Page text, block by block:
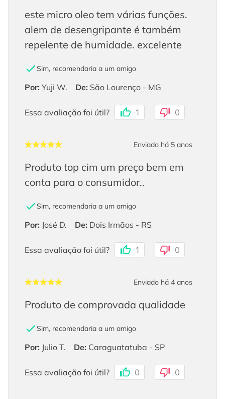
este micro oleo tem várias funções.
alem de desengripante é também
repelente de humidade. excelente
Sim, recomendaria a um amigo
Por: Yuji W. De: São Lourenço - MG
Essa avaliação foi útil? 1 0
Enviado há 5 anos
Produto top cim um preço bem em
conta para o consumidor..
Sim, recomendaria a um amigo
Por: José D. De: Dois Irmãos - RS
Essa avaliação foi útil? 1 0
Enviado há 4 anos
Produto de comprovada qualidade
Sim, recomendaria a um amigo
Por: Julio T. De: Caraguatatuba - SP
Essa avaliação foi útil? 0 0